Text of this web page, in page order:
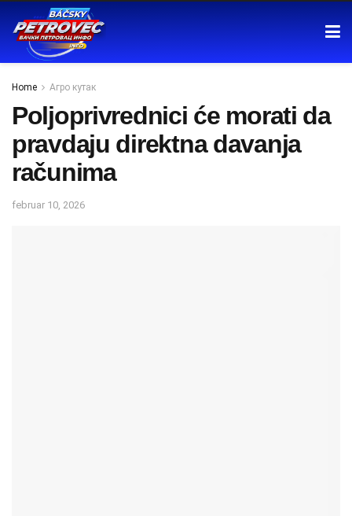
Home Агро кутак
Poljoprivrednici će morati da
pravdaju direktna davanja
računima
februar 10, 2026